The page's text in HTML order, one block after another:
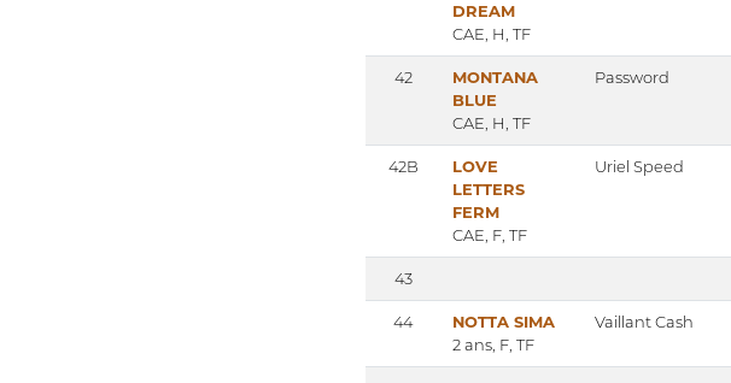
DREAM
CAE, H, TF
42
MONTANA
BLUE
CAE, H, TF
Password
42B
LOVE
LETTERS
FERM
CAE, F, TF
Uriel Speed
43
44
NOTTA SIMA
2 ans, F, TF
Vaillant Cash